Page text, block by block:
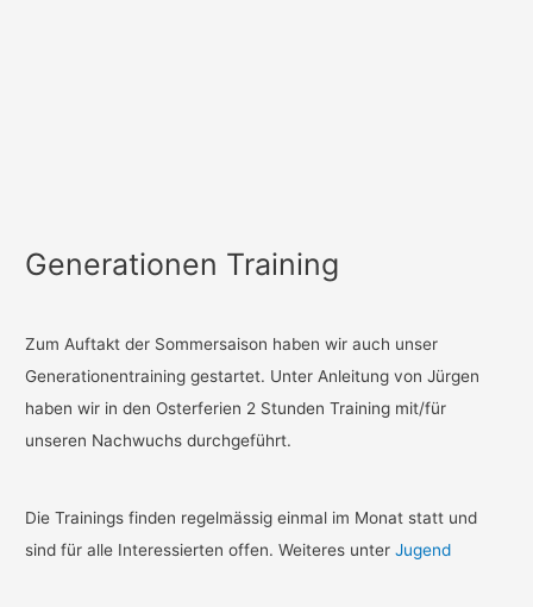
Generationen Training
Zum Auftakt der Sommersaison haben wir auch unser
Generationentraining gestartet. Unter Anleitung von Jürgen
haben wir in den Osterferien 2 Stunden Training mit/für
unseren Nachwuchs durchgeführt.
Die Trainings finden regelmässig einmal im Monat statt und
sind für alle Interessierten offen. Weiteres unterJugend